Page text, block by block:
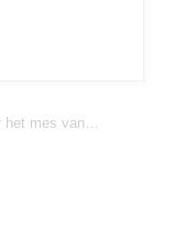
het mes van…